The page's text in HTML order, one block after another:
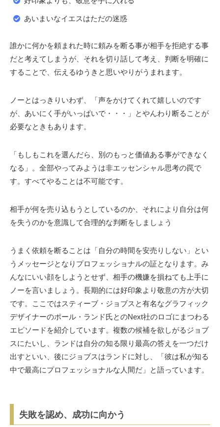
あいまいなイエスはただの迷惑
誰かに何かを頼まれた時に頼みを断る事が相手を拒絶する事
だと考えてしまうが、それを切り話して考え、判断を明確に
することで、伝えるゆうきと思いやりがうまれます。
ノーとはっきりいわず、「声をかけてくれて嬉しいのです
が、あいにく手がいっぱいで・・・」とやんわり断ることが
必要なときもあります。
「もしもこれを選んだら、別のもっと価値ある事ができなく
なる」。全部やってみようは非エッセンシャル思考の罠で
す。すべてやることは不可能です。
相手が何を売り込もうとしているのか、それにより自分は何
を失うのかを意識して合理的な判断をしましょう
うまく依頼を断ることは「自分の時間を安売りしない」とい
うメッセージとなりプロフェッショナルの証となります。み
んなにいい顔をしようとせず、相手の機嫌を損ねても上手に
ノーを言いましょう。長期的には好印象より敬意の方が大切
です。ここではスティーブ・ジョブスと有名なグラフィック
デザイナーのポール・ランド氏とのNext社のロゴにまつわる
エピソードを紹介しています。複数の候補を欲しがるジョブ
スにたいし、ランドは自分の知る限り最高の答えを一つだけ
出すといい、後にジョブスはランドに対し、「彼は私が知る
中で最高にプロフェッショナルな人間だ」と語っています。
失敗を認め、成功に向かう